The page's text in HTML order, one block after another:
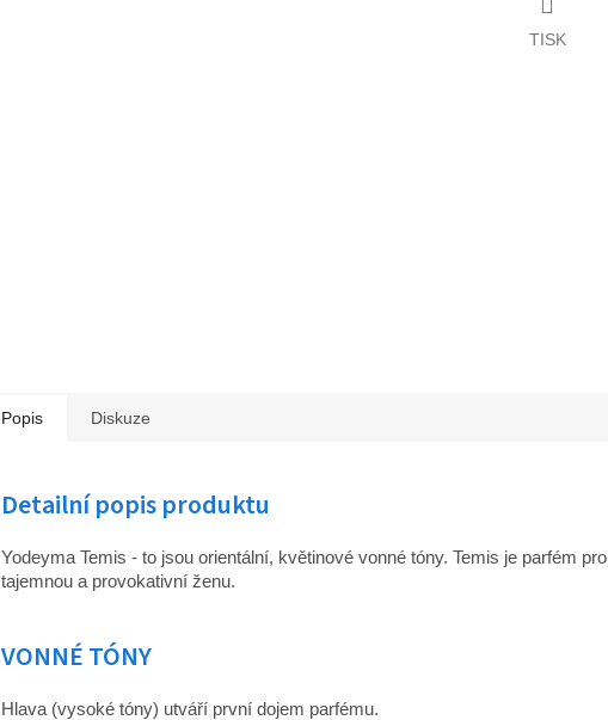
TISK
Popis Diskuze
Detailní popis produktu
Yodeyma Temis - to jsou orientální, květinové vonné tóny. Temis je parfém pro
tajemnou a provokativní ženu.
VONNÉ TÓNY
Hlava (vysoké tóny) utváří první dojem parfému.